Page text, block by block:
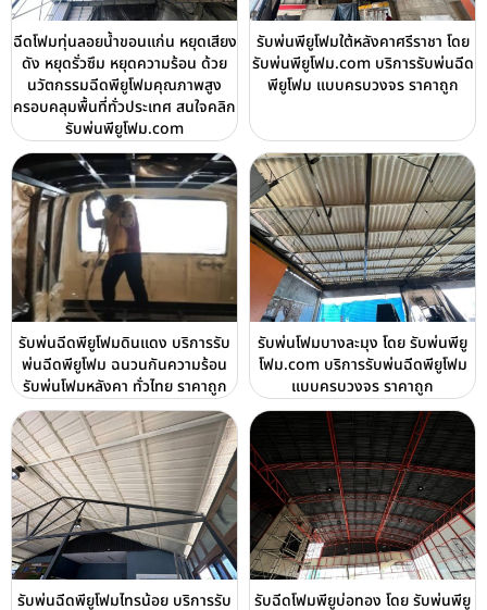
ฉีดโฟมทุ่นลอยน้ำขอนแก่น หยุดเสียง
ดัง หยุดรั่วซึม หยุดความร้อน ด้วย
นวัตกรรมฉีดพียูโฟมคุณภาพสูง
ครอบคลุมพื้นที่ทั่วประเทศ สนใจคลิก
รับพ่นพียูโฟม.com
รับพ่นพียูโฟมใต้หลังคาศรีราชา โดย
รับพ่นพียูโฟม.com บริการรับพ่นฉีด
พียูโฟม แบบครบวงจร ราคาถูก
รับพ่นฉีดพียูโฟมดินแดง บริการรับ
พ่นฉีดพียูโฟม ฉนวนกันความร้อน
รับพ่นโฟมหลังคา ทั่วไทย ราคาถูก
รับพ่นโฟมบางละมุง โดย รับพ่นพียู
โฟม.com บริการรับพ่นฉีดพียูโฟม
แบบครบวงจร ราคาถูก
รับพ่นฉีดพียูโฟมไทรน้อย บริการรับ
รับฉีดโฟมพียูบ่อทอง โดย รับพ่นพียู